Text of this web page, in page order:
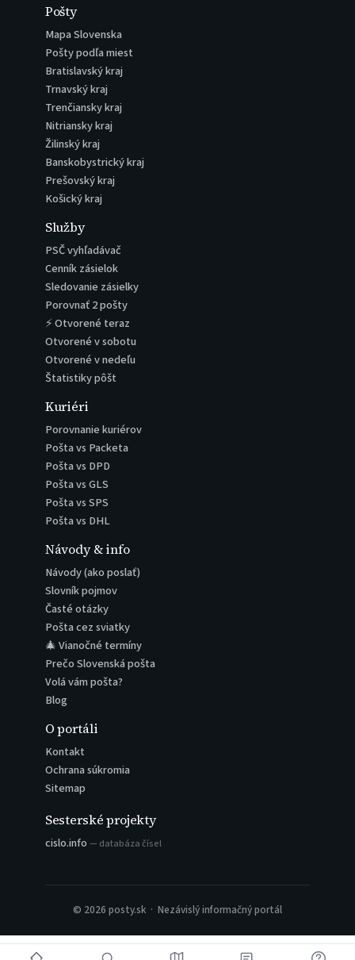
Pošty
Mapa Slovenska
Pošty podľa miest
Bratislavský kraj
Trnavský kraj
Trenčiansky kraj
Nitriansky kraj
Žilinský kraj
Banskobystrický kraj
Prešovský kraj
Košický kraj
Služby
PSČ vyhľadávač
Cenník zásielok
Sledovanie zásielky
Porovnať 2 pošty
⚡ Otvorené teraz
Otvorené v sobotu
Otvorené v nedeľu
Štatistiky pôšt
Kuriéri
Porovnanie kuriérov
Pošta vs Packeta
Pošta vs DPD
Pošta vs GLS
Pošta vs SPS
Pošta vs DHL
Návody & info
Návody (ako poslať)
Slovník pojmov
Časté otázky
Pošta cez sviatky
🎄 Vianočné termíny
Prečo Slovenská pošta
Volá vám pošta?
Blog
O portáli
Kontakt
Ochrana súkromia
Sitemap
Sesterské projekty
cislo.info — databáza čísel
© 2026 posty.sk · Nezávislý informačný portál